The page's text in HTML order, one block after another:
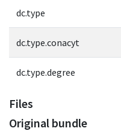
dc.type
dc.type.conacyt
dc.type.degree
Files
Original bundle